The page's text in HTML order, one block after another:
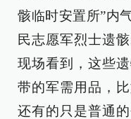
骸临时安置所”内
民志愿军烈士遗
现场看到，这些
带的军需用品，
还有的只是普通